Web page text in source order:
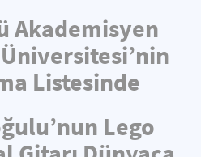
Akademisyen
Listesinde
Lego